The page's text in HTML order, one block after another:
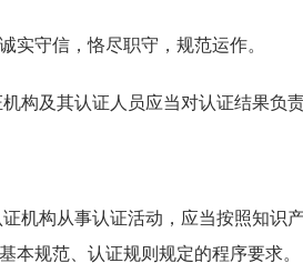
实守信，恪尽职守，规范运作。
构及其认证人员应当对认证结果负
机构从事认证活动，应当按照知识
本规范、认证规则规定的程序要求。